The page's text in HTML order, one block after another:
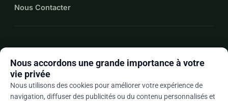
Nous Contacter
Nous accordons une grande importance à votre
vie privée
Nous utilisons des cookies pour améliorer votre expérience de
navigation, diffuser des publicités ou du contenu personnalisés et